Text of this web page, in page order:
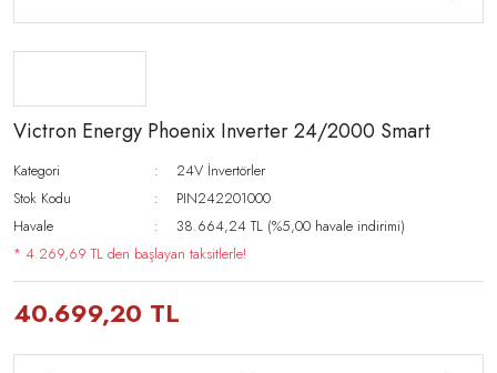
Victron Energy Phoenix Inverter 24/2000 Smart
Kategori
24V İnvertörler
Stok Kodu
PIN242201000
Havale
38.664,24 TL (%5,00 havale indirimi)
* 4.269,69 TL den başlayan taksitlerle!
40.699,20 TL